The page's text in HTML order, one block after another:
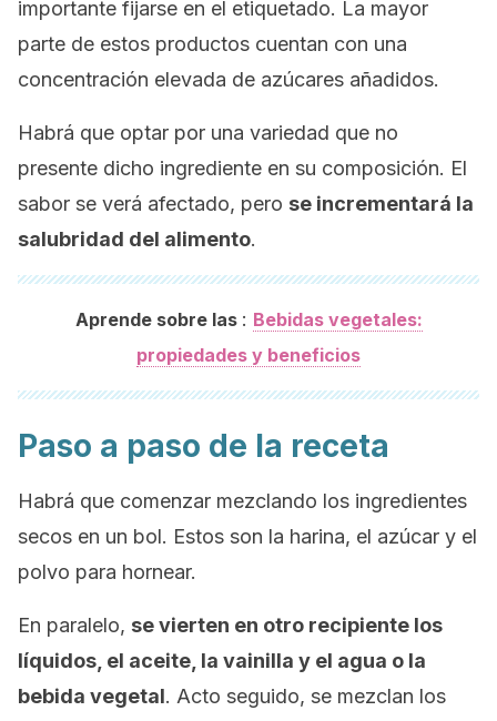
importante fijarse en el etiquetado. La mayor
parte de estos productos cuentan con una
concentración elevada de azúcares añadidos.
Habrá que optar por una variedad que no
presente dicho ingrediente en su composición. El
sabor se verá afectado, pero se incrementará la
salubridad del alimento.
Aprende sobre las : Bebidas vegetales:
propiedades y beneficios
Paso a paso de la receta
Habrá que comenzar mezclando los ingredientes
secos en un bol. Estos son la harina, el azúcar y el
polvo para hornear.
En paralelo, se vierten en otro recipiente los
líquidos, el aceite, la vainilla y el agua o la
bebida vegetal. Acto seguido, se mezclan los